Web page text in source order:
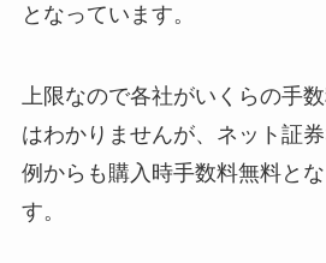
となっています。
上限なので各社がいくらの手
はわかりませんが、ネット証
例からも購入時手数料無料と
す。